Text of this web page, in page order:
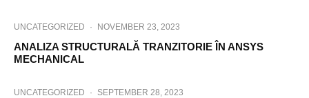
UNCATEGORIZED · NOVEMBER 23, 2023
ANALIZA STRUCTURALĂ TRANZITORIE ÎN ANSYS
MECHANICAL
UNCATEGORIZED · SEPTEMBER 28, 2023